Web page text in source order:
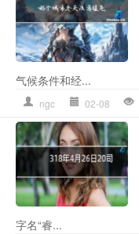
气候条件和经...
ngc 02-08
字名“睿...